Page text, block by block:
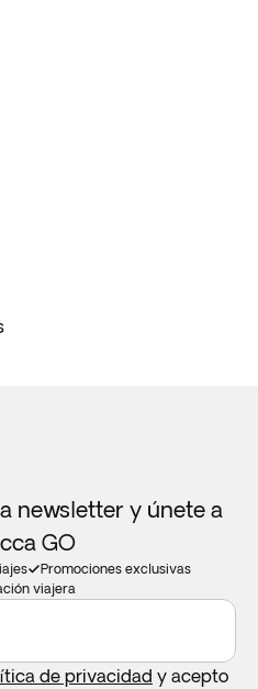
newsletter y únete a
GO
Promociones exclusivas
viajera
de privacidad y acepto